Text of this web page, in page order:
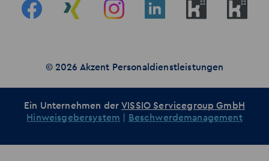
© 2026 Akzent Personaldienstleistungen
Ein Unternehmen derVISSIO Servicegroup GmbH
Hinweisgebersystem
Beschwerdemanagement